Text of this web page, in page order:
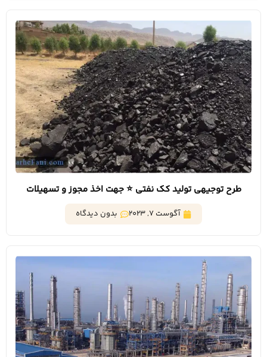
طرح توجیهی تولید کک نفتی ⭐️ جهت اخذ مجوز و تسهیلات
آگوست 7, 2023 بدون دیدگاه